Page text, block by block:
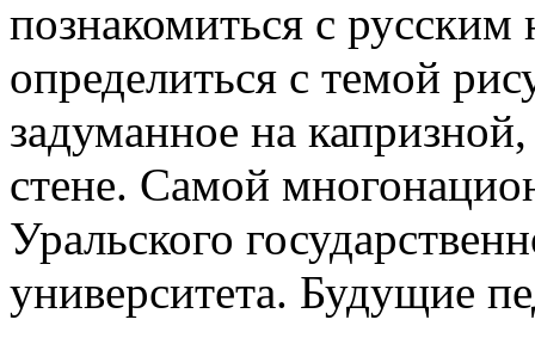
познакомиться с
определиться с темой
задуманное на капризной,
стене. Самой
Уральского
университета. Будущие